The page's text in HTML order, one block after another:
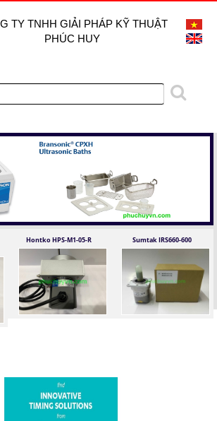
TY TNHH GIẢI PHÁP KỸ THUẬT
PHÚC HUY
Hontko HPS-M1-05-R Sumtak IRS660-600